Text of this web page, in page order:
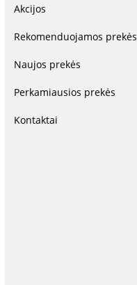
Akcijos
Rekomenduojamos prekės
Naujos prekės
Perkamiausios prekės
Kontaktai